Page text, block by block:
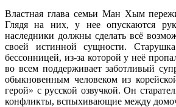
Властная глава семьи Ман Хым
Глядя на них, у нее опускаются
наследники должны сделать всё
своей истинной сущности.
бессонницей, из-за которой у неё
во всем поддерживает заботливый
обыкновенным человеком из
герой» с русской озвучкой. Он
конфликты, вспыхивающие между